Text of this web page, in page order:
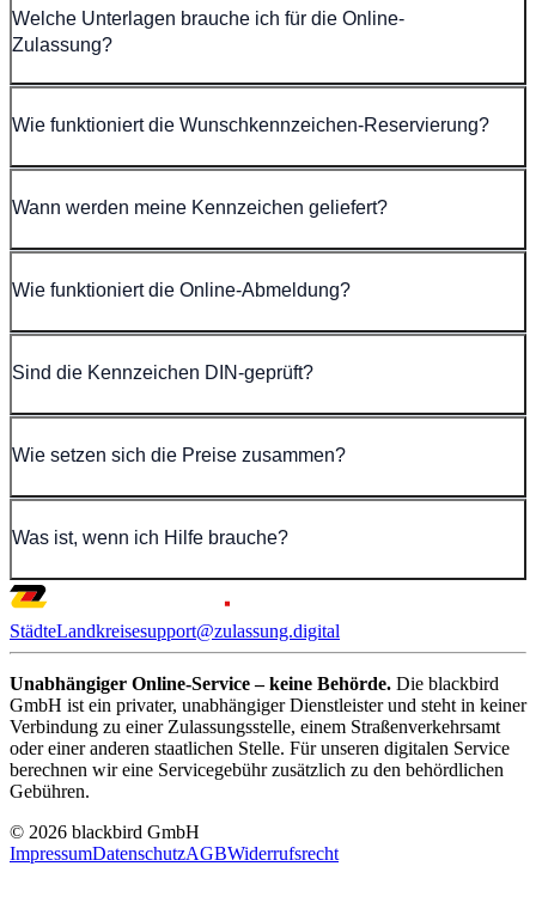
Welche Unterlagen brauche ich für die Online-
Zulassung?
Wie funktioniert die Wunschkennzeichen-Reservierung?
Wann werden meine Kennzeichen geliefert?
Wie funktioniert die Online-Abmeldung?
Sind die Kennzeichen DIN-geprüft?
Wie setzen sich die Preise zusammen?
Was ist, wenn ich Hilfe brauche?
StädteLandkreisesupport@zulassung.digital
Unabhängiger Online-Service – keine Behörde. Die blackbird
GmbH ist ein privater, unabhängiger Dienstleister und steht in keiner
Verbindung zu einer Zulassungsstelle, einem Straßenverkehrsamt
oder einer anderen staatlichen Stelle. Für unseren digitalen Service
berechnen wir eine Servicegebühr zusätzlich zu den behördlichen
Gebühren.
© 2026 blackbird GmbH
ImpressumDatenschutzAGBWiderrufsrecht